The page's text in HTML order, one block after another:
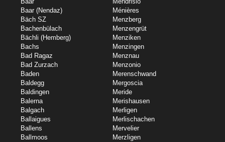
Baar (Nendaz)
Bäch SZ
Bachenbülach
Bächli (Hemberg)
Bachs
Bad Ragaz
Bad Zurzach
Baden
Baldegg
Baldingen
Balerna
Balgach
Ballaigues
Ballens
Ballmoos
Ménières
Menzberg
Menzengrüt
Menziken
Menzingen
Menznau
Menzonio
Merenschwand
Mergoscia
Meride
Merishausen
Merligen
Merlischachen
Mervelier
Merzligen